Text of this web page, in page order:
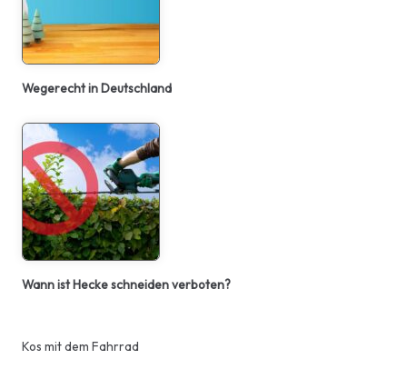
Wegerecht in Deutschland
Wann ist Hecke schneiden verboten?
Kos mit dem Fahrrad